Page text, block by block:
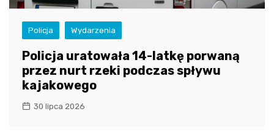
Policja Wydarzenia
Policja uratowała 14-latkę porwaną
przez nurt rzeki podczas spływu
kajakowego
30 lipca 2026